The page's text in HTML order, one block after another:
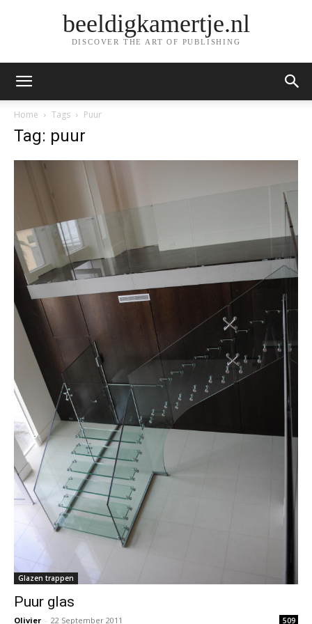
beeldigkamertje.nl
DISCOVER THE ART OF PUBLISHING
Home Tags Puur
Tag: puur
Glazen trappen
Puur glas
Olivier - 22 September 2011 509